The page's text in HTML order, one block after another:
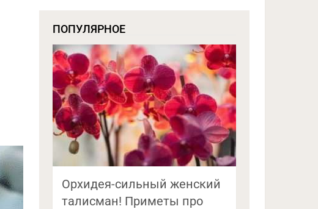
ПОПУЛЯРНОЕ
Орхидея-сильный женский
талисман! Приметы про